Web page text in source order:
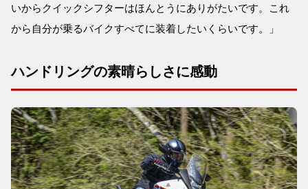
いからクイックシフターはほんとうにありがたいです。これ
から自分が乗るバイクすべてに装着したいくらいです。」
ハンドリングの素晴らしさに感動